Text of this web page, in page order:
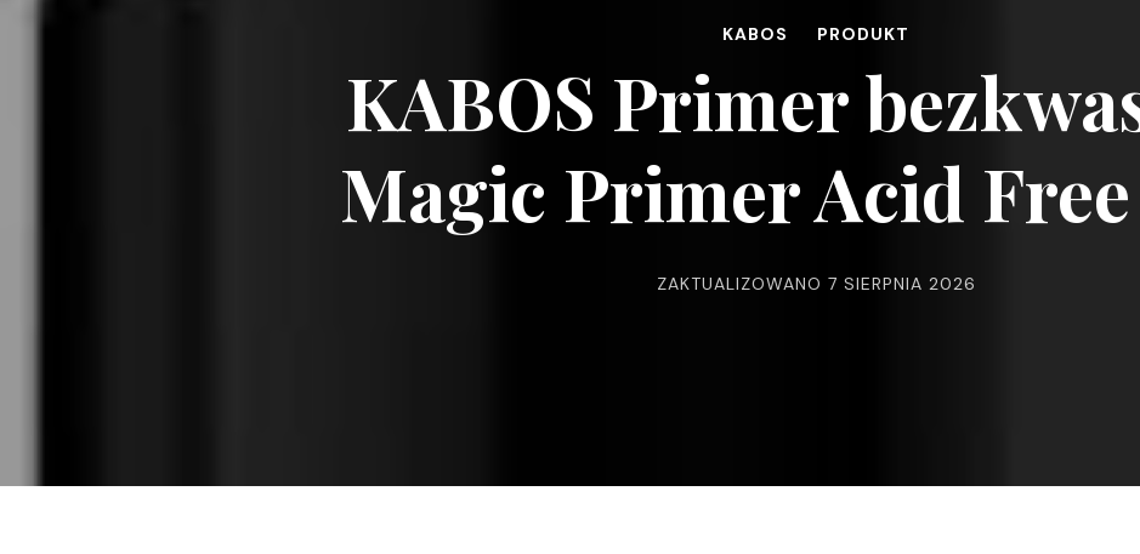
KABOS PRODUKT
KABOS Primer
Magic Primer Acid
ZAKTUALIZOWANO 7 SIERPNIA 2026